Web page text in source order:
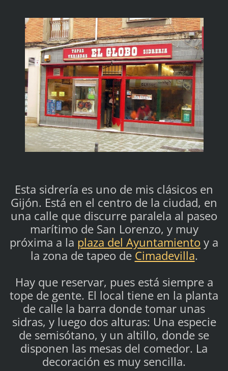
Esta sidrería es uno de mis clásicos en
Gijón. Está en el centro de la ciudad, en
una calle que discurre paralela al paseo
marítimo de San Lorenzo, y muy
próxima a la plaza del Ayuntamiento y a
la zona de tapeo de Cimadevilla.
Hay que reservar, pues está siempre a
tope de gente. El local tiene en la planta
de calle la barra donde tomar unas
sidras, y luego dos alturas: Una especie
de semisótano, y un altillo, donde se
disponen las mesas del comedor. La
decoración es muy sencilla.